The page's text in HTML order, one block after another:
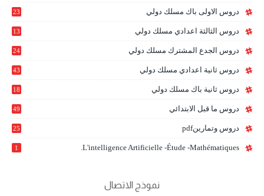
دروس الاولى باك مسلك دولي
23
دروس الثالثة اعدادي مسلك دولي
13
دروس الجدع المشترك مسلك دولي
24
دروس ثانية اعدادي مسلك دولي 43
دروس ثانية باك مسلك دولي
18
دروس ما قبل الابتدائي 49
دروس وتمارينpdf 25
L'intelligence Artificielle -étude -mathématiques.
1
نموذج الاتصال